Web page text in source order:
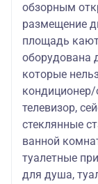
обзорным
размещение
площадь
оборудована
которые
кондиционер/
телевизор,
стеклянные
ванной
туалетные
для душа,